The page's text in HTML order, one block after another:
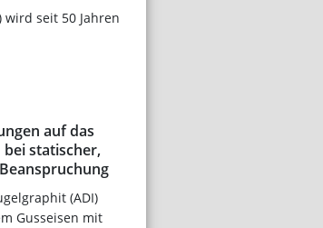
wird seit 50 Jahren
auf das
statischer,
(ADI)
Gusseisen mit